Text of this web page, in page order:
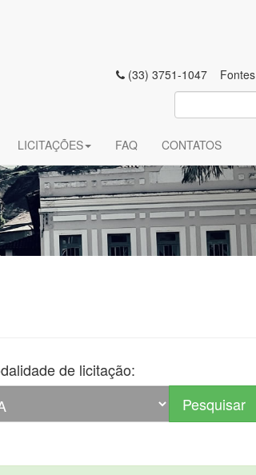
(33) 3751-1047 Fontes
LICITAÇÕES FAQ CONTATOS
de licitação:
Pesquisar